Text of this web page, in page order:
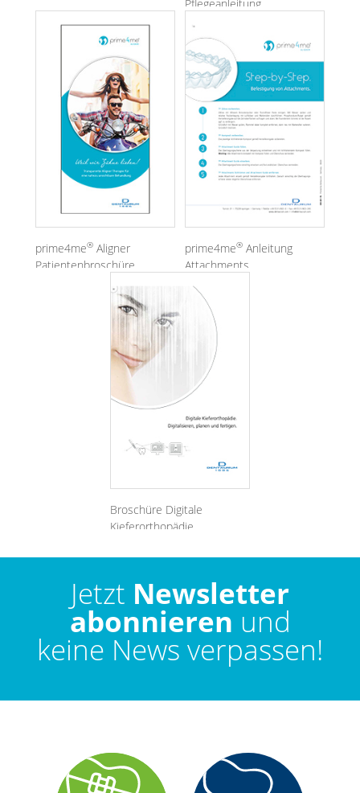
Pflegeanleitung
prime4me®Aligner
Patientenbroschüre
prime4me®Anleitung
Attachments
Broschüre Digitale
Kieferorthopädie.
fertigen.
Jetzt Newsletter
abonnieren und
keine News verpassen!